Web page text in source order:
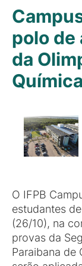
polo de
da
Química
O IFPB
estudantes
(26/10), na
provas da
Paraibana de